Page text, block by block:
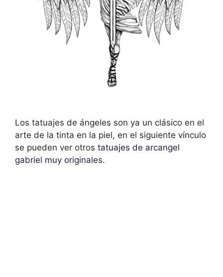
Los tatuajes de ángeles son ya un clásico en el
arte de la tinta en la piel, en el siguiente vínculo
se pueden ver otros tatuajes de arcangel
gabriel muy originales.